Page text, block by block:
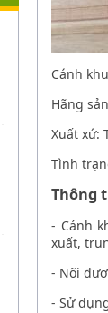
Cánh
Hãng
Xuất xứ:
Tình
Thông
- Cánh
xuất,
- Nõi
- Sử